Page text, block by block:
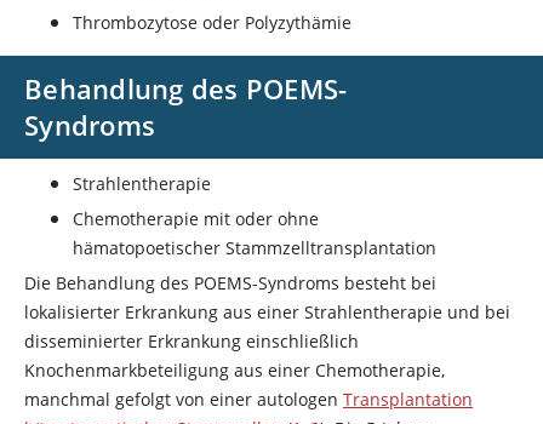
Thrombozytose oder Polyzythämie
Behandlung des POEMS-
Syndroms
Strahlentherapie
Chemotherapie mit oder ohne
hämatopoetischer Stammzelltransplantation
Die Behandlung des POEMS-Syndroms besteht bei
lokalisierter Erkrankung aus einer Strahlentherapie und bei
disseminierter Erkrankung einschließlich
Knochenmarkbeteiligung aus einer Chemotherapie,
manchmal gefolgt von einer autologen Transplantation